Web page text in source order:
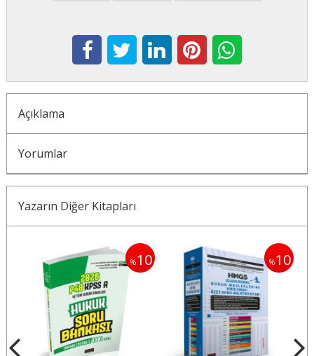
Açıklama
Yorumlar
Yazarın Diğer Kitapları
%10 %10